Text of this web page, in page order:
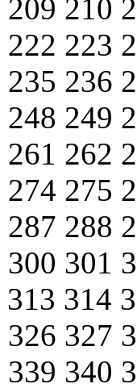
209 210
222 223
235 236
248 249
261 262
274 275
287 288
300 301
313 314
326 327
339 340